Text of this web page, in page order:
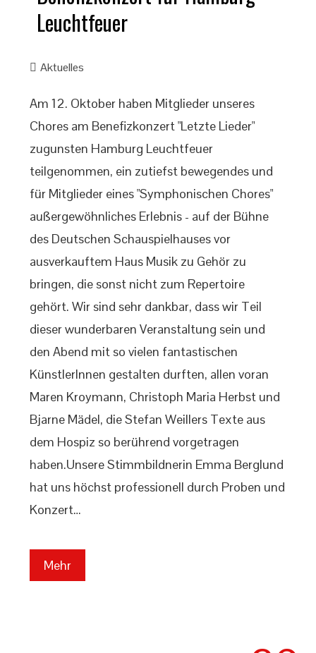
Leuchtfeuer
Aktuelles
Am 12. Oktober haben Mitglieder unseres
Chores am Benefizkonzert "Letzte Lieder"
zugunsten Hamburg Leuchtfeuer
teilgenommen, ein zutiefst bewegendes und
für Mitglieder eines "Symphonischen Chores"
außergewöhnliches Erlebnis - auf der Bühne
des Deutschen Schauspielhauses vor
ausverkauftem Haus Musik zu Gehör zu
bringen, die sonst nicht zum Repertoire
gehört. Wir sind sehr dankbar, dass wir Teil
dieser wunderbaren Veranstaltung sein und
den Abend mit so vielen fantastischen
KünstlerInnen gestalten durften, allen voran
Maren Kroymann, Christoph Maria Herbst und
Bjarne Mädel, die Stefan Weillers Texte aus
dem Hospiz so berührend vorgetragen
haben.Unsere Stimmbildnerin Emma Berglund
hat uns höchst professionell durch Proben und
Konzert…
Mehr